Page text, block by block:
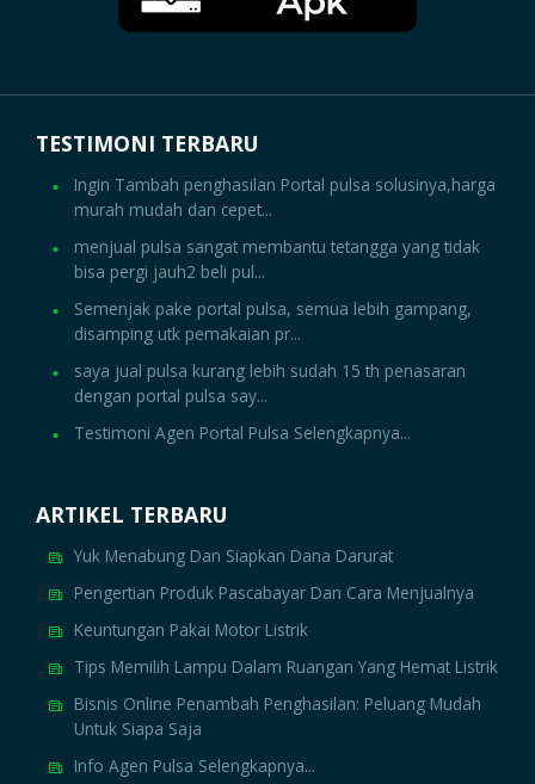
TESTIMONI TERBARU
Ingin Tambah penghasilan Portal pulsa solusinya,harga
murah mudah dan cepet...
menjual pulsa sangat membantu tetangga yang tidak
bisa pergi jauh2 beli pul...
Semenjak pake portal pulsa, semua lebih gampang,
disamping utk pemakaian pr...
saya jual pulsa kurang lebih sudah 15 th penasaran
dengan portal pulsa say...
Testimoni Agen Portal Pulsa Selengkapnya...
ARTIKEL TERBARU
Yuk Menabung Dan Siapkan Dana Darurat
Pengertian Produk Pascabayar Dan Cara Menjualnya
Keuntungan Pakai Motor Listrik
Tips Memilih Lampu Dalam Ruangan Yang Hemat Listrik
Bisnis Online Penambah Penghasilan: Peluang Mudah
Untuk Siapa Saja
Info Agen Pulsa Selengkapnya...